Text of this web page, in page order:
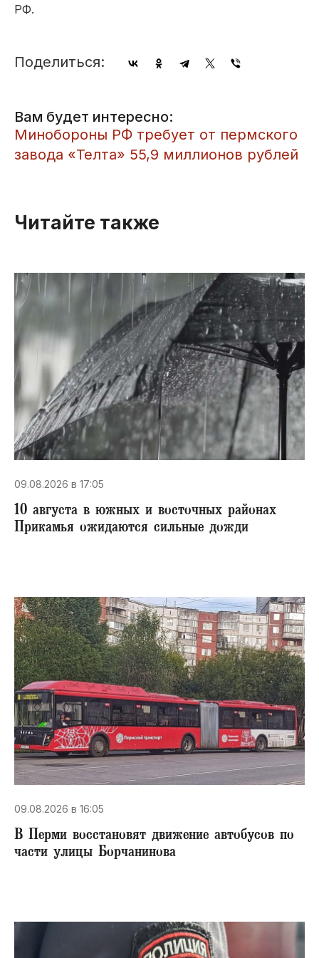
РФ.
Поделиться:
Вам будет интересно:
Минобороны РФ требует от пермского
завода «Телта»​ 55,9 миллионов рублей
Читайте также
09.08.2026 в 17:05
10 августа в южных и восточных районах
Прикамья ожидаются сильные дожди
09.08.2026 в 16:05
В Перми восстановят движение автобусов по
части улицы Борчанинова